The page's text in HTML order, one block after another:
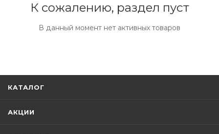
К сожалению, раздел пуст
В данный момент нет активных товаров
КАТАЛОГ
АКЦИИ